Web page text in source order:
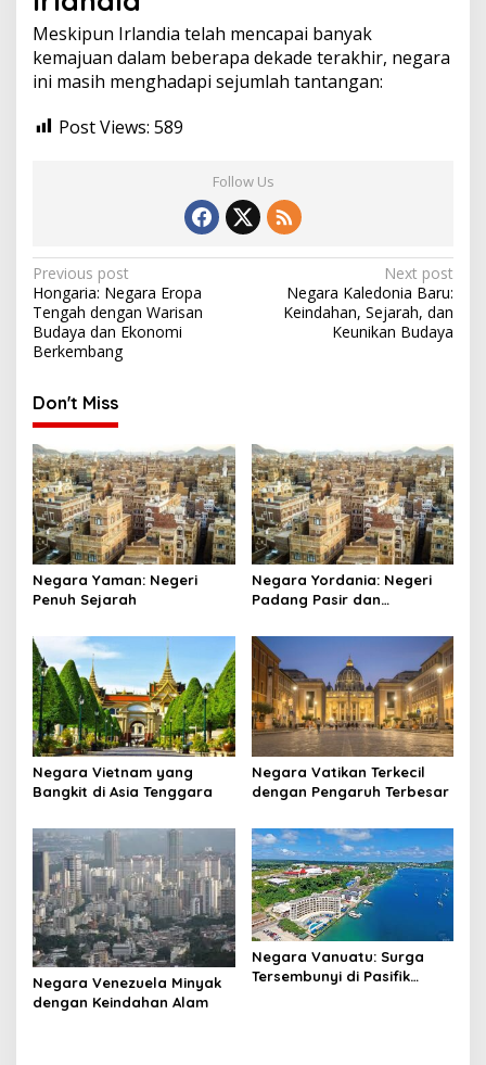
Meskipun Irlandia telah mencapai banyak
kemajuan dalam beberapa dekade terakhir, negara
ini masih menghadapi sejumlah tantangan:
Post Views: 589
Follow Us
Post
navigation
Previous post
Hongaria: Negara Eropa
Tengah dengan Warisan
Budaya dan Ekonomi
Berkembang
Next post
Negara Kaledonia Baru:
Keindahan, Sejarah, dan
Keunikan Budaya
Don't Miss
Negara Yaman: Negeri
Penuh Sejarah
Negara Yordania: Negeri
Padang Pasir dan
Negara Vietnam yang
Bangkit di Asia Tenggara
Negara Vatikan Terkecil
dengan Pengaruh Terbesar
Negara Venezuela Minyak
dengan Keindahan Alam
Negara Vanuatu: Surga
Tersembunyi di Pasifik